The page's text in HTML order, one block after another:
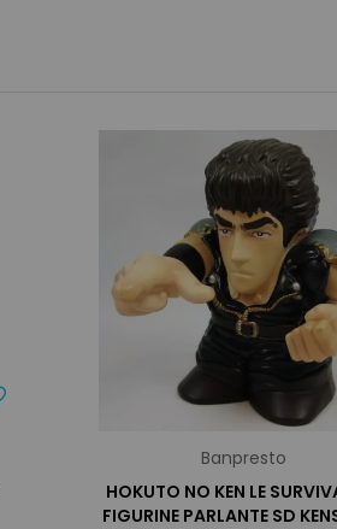
Banpresto
HOKUTO NO KEN LE
FIGURINE PARLANTE SD